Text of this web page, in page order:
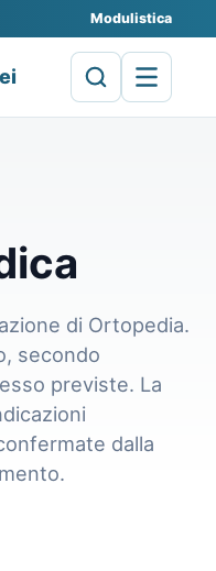
Modulistica
di Ortopedia.
secondo
previste. La
dalla